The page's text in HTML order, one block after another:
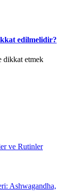
edilmelidir?
dikkat etmek